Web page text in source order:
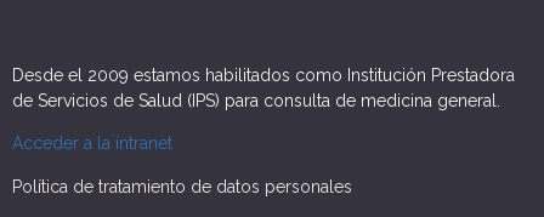
Desde el 2009 estamos habilitados como Institución Prestadora
de Servicios de Salud (IPS) para consulta de medicina general.
Acceder a la intranet
Política de tratamiento de datos personales